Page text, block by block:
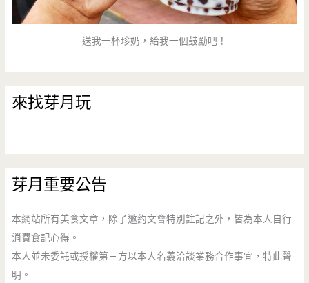
送我一杯珍奶，給我一個鼓勵吧！
來找芽月玩
芽月重要公告
本網站所有美食文章，除了邀約文會特別註記之外，皆為本人自行
消費食記心得。
本人並未委託或授權第三方以本人名義洽談業務合作事宜，特此聲
明。